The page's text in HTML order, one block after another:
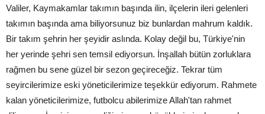
Valiler, Kaymakamlar takımın başında ilin, ilçelerin ileri gelenleri
takımın başında ama biliyorsunuz biz bunlardan mahrum kaldık.
Bir takım şehrin her şeyidir aslında. Kolay değil bu, Türkiye'nin
her yerinde şehri sen temsil ediyorsun. İnşallah bütün zorluklara
rağmen bu sene güzel bir sezon geçireceğiz. Tekrar tüm
seyircilerimize eski yöneticilerimize teşekkür ediyorum. Rahmete
kalan yöneticilerimize, futbolcu abilerimize Allah'tan rahmet